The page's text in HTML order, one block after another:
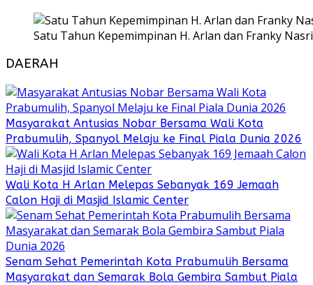
Satu Tahun Kepemimpinan H. Arlan dan Franky
DAERAH
Masyarakat Antusias Nobar Bersama Wali Kota
Prabumulih, Spanyol Melaju ke Final Piala Dunia 2026
Wali Kota H Arlan Melepas Sebanyak 169 Jemaah
Calon Haji di Masjid Islamic Center
Senam Sehat Pemerintah Kota Prabumulih Bersama
Masyarakat dan Semarak Bola Gembira Sambut Piala